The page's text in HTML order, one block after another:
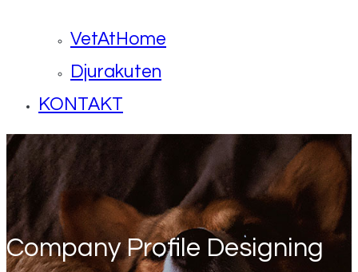
VetAtHome
Djurakuten
KONTAKT
Company Profile Designing